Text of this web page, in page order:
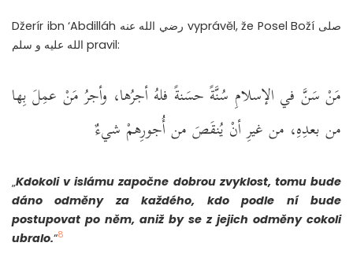
Džerír ibn ‘Abdilláh رضي الله عنه vyprávěl, že Posel Boží صلى
الله عليه و سلم pravil:
مَنْ سَنَّ في الإسلامِ سُنَّةً حسَنةً فلهُ أجرُها، وأجرُ مَنْ عمِلَ بِها
من بعدِهِ، من غيرِ أنْ يُنقَصَ من أُجورِهمْ شيءٌ
„Kdokoli v islámu započne dobrou zvyklost, tomu bude
dáno odměny za každého, kdo podle ní bude
postupovat po něm, aniž by se z jejich odměny cokoli
ubralo.“8